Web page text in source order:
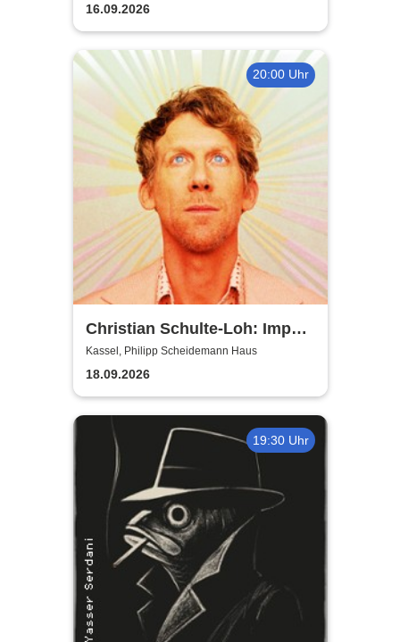
16.09.2026
20:00 Uhr
Christian Schulte-Loh: Import
Export
Kassel, Philipp Scheidemann Haus
18.09.2026
19:30 Uhr